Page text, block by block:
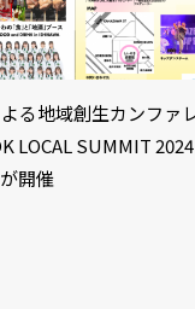
る地域創生カンファ
LOCAL SUMMIT
開催